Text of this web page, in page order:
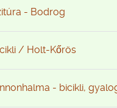
- Bodrog
/ Holt-Kőrös
- bicikli,